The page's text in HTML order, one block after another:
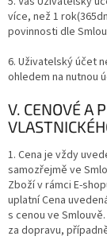
více, než 1
povinnosti dle
6. Uživatelský účet
ohledem na nutnou
V. CENOVÉ A
1. Cena je vždy
samozřejmě ve
Zboží v rámci E-
uplatní Cena
s cenou ve
za dopravu,